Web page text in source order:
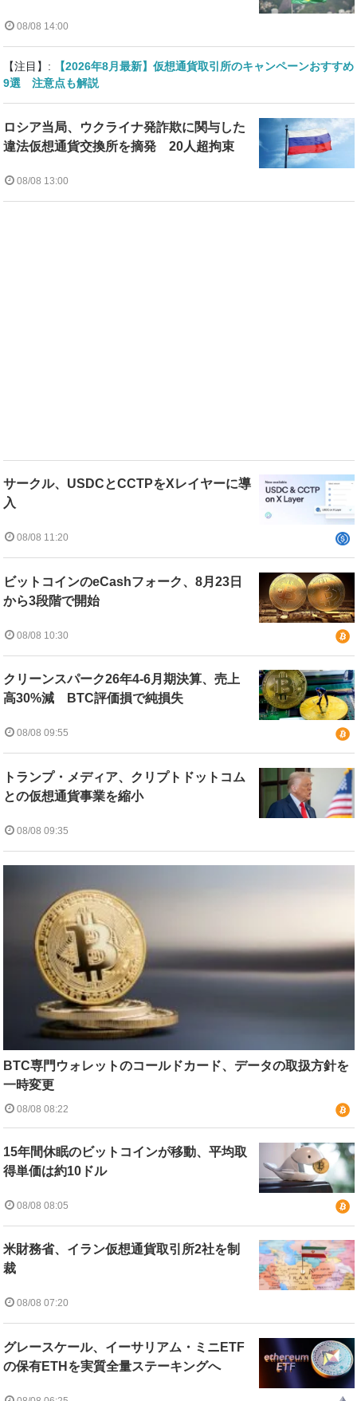
08/08 14:00
【注目】:
【2026年8月最新】仮想通貨取引所のキャンペーンおすすめ
9選 注意点も解説
ロシア当局、ウクライナ発詐欺に関与した
違法仮想通貨交換所を摘発 20人超拘束
08/08 13:00
サークル、USDCとCCTPをXレイヤーに導
入
08/08 11:20
ビットコインのeCashフォーク、8月23日
から3段階で開始
08/08 10:30
クリーンスパーク26年4-6月期決算、売上
高30%減 BTC評価損で純損失
08/08 09:55
トランプ・メディア、クリプトドットコム
との仮想通貨事業を縮小
08/08 09:35
BTC専門ウォレットのコールドカード、データの取扱方針を
一時変更
08/08 08:22
15年間休眠のビットコインが移動、平均取
得単価は約10ドル
08/08 08:05
米財務省、イラン仮想通貨取引所2社を制
裁
08/08 07:20
グレースケール、イーサリアム・ミニETF
の保有ETHを実質全量ステーキングへ